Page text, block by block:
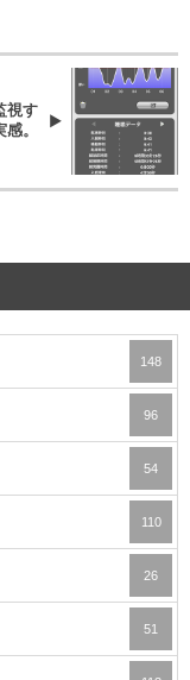
視す
。
148
96
54
110
26
51